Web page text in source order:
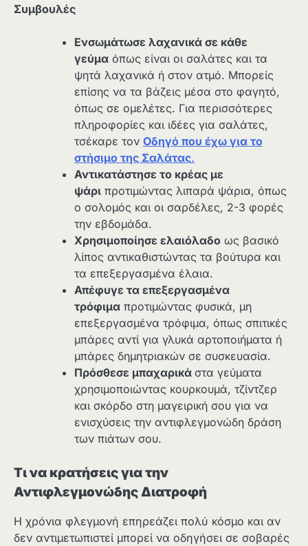
Συμβουλές
Ενσωμάτωσε λαχανικά σε κάθε
γεύμα όπως είναι οι σαλάτες και τα
ψητά λαχανικά ή στον ατμό. Μπορείς
επίσης να τα βάζεις μέσα στο φαγητό,
όπως σε ομελέτες. Για περισσότερες
πληροφορίες και ιδέες για σαλάτες,
τσέκαρε τον Οδηγό που έχω για το
στήσιμο της Σαλάτας.
Αντικατάστησε το κρέας με
ψάρι προτιμώντας λιπαρά ψάρια, όπως
ο σολομός και οι σαρδέλες, 2-3 φορές
την εβδομάδα.
Χρησιμοποίησε ελαιόλαδο ως βασικό
λίπος αντικαθιστώντας τα βούτυρα και
τα επεξεργασμένα έλαια.
Απέφυγε τα επεξεργασμένα
τρόφιμα προτιμώντας φυσικά, μη
επεξεργασμένα τρόφιμα, όπως σπιτικές
μπάρες αντί για γλυκά αρτοποιήματα ή
μπάρες δημητριακών σε συσκευασία.
Πρόσθεσε μπαχαρικά στα γεύματα
χρησιμοποιώντας κουρκουμά, τζίντζερ
και σκόρδο στη μαγειρική σου για να
ενισχύσεις την αντιφλεγμονώδη δράση
των πιάτων σου.
Τι να κρατήσεις για την
Αντιφλεγμονώδης Διατροφή
Η χρόνια φλεγμονή επηρεάζει πολύ κόσμο και αν
δεν αντιμετωπιστεί μπορεί να οδηγήσει σε σοβαρές